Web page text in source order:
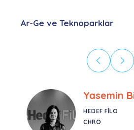
Ar-Ge ve Teknoparklar
Ebru Kural
CORESYS
SATIŞ YÖNETICISI